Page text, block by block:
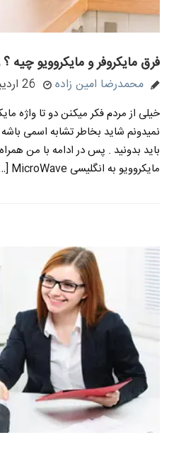
فرق مایکروفر و مایکروویو چیه
محمدرضا امین زاده 26 اردیبهشت 1402
خیلی از مردم فکر میکنن دو تا واژه
نمیدونم شاید بخاطر تشابه اسمی
باید بدونید . پس در ادامه با من
مایکروویو به انگلیسی MicroWave […]